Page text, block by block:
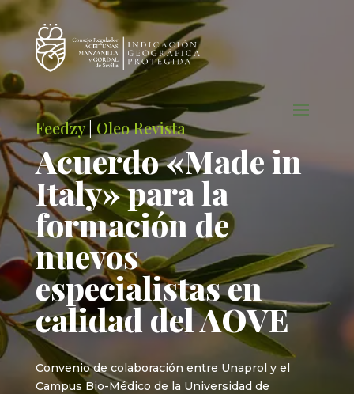
Feedzy| Oleo Revista
Acuerdo «Made in
Italy» para la
formación de
nuevos
especialistas en
calidad del AOVE
Convenio de colaboración entre Unaprol y el
Campus Bio-Médico de la Universidad de